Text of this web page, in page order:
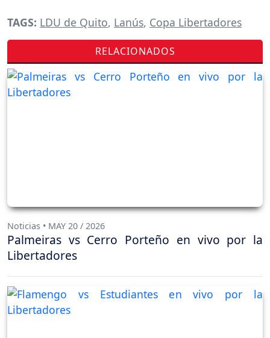
TAGS: LDU de Quito, Lanús, Copa Libertadores
RELACIONADOS
Noticias • MAY 20 / 2026
Palmeiras vs Cerro Porteño en vivo por la
Libertadores